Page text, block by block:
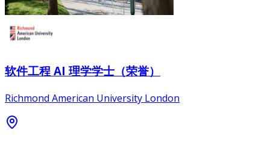
软件工程 AI 理学学士（荣誉）
Richmond American University London